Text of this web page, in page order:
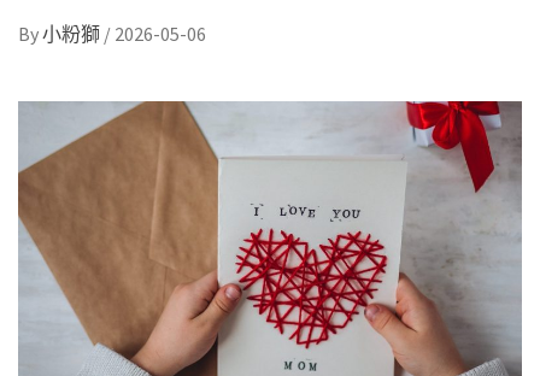
By小粉獅 / 2026-05-06